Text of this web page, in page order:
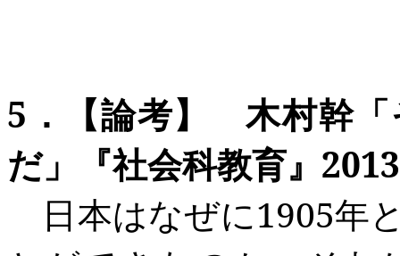
5 ． 【論考】 木村幹「
だ」『社会科教育』
日本はなぜに1905年